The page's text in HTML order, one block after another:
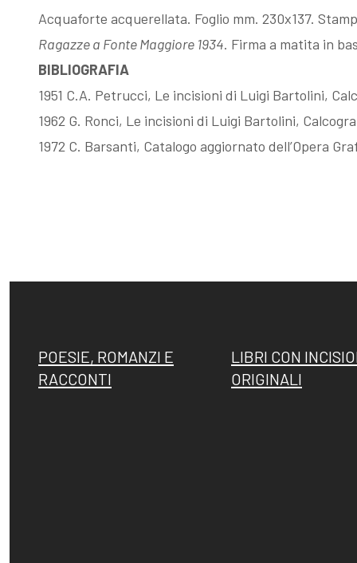
Acquaforte acquerellata. Foglio mm. 230x137.
Ragazze a Fonte Maggiore 1934. Firma a matita in
BIBLIOGRAFIA
1951 C.A. Petrucci, Le incisioni di Luigi Bartolini,
1962 G. Ronci, Le incisioni di Luigi Bartolini,
1972 C. Barsanti, Catalogo aggiornato dell’Opera
POESIE, ROMANZI E
RACCONTI
LIBRI CON
ORIGINALI